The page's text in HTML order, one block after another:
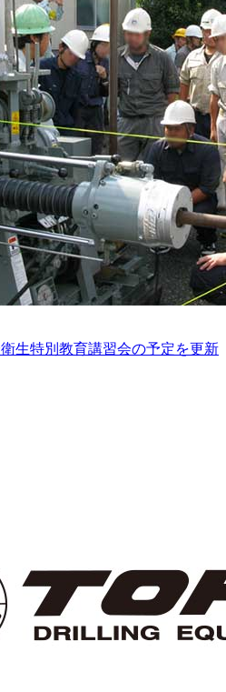
生特別教育講習会の予定を更新